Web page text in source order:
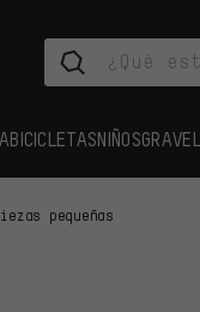
BICICLETASNIÑOSGRAVEL
pequeñas